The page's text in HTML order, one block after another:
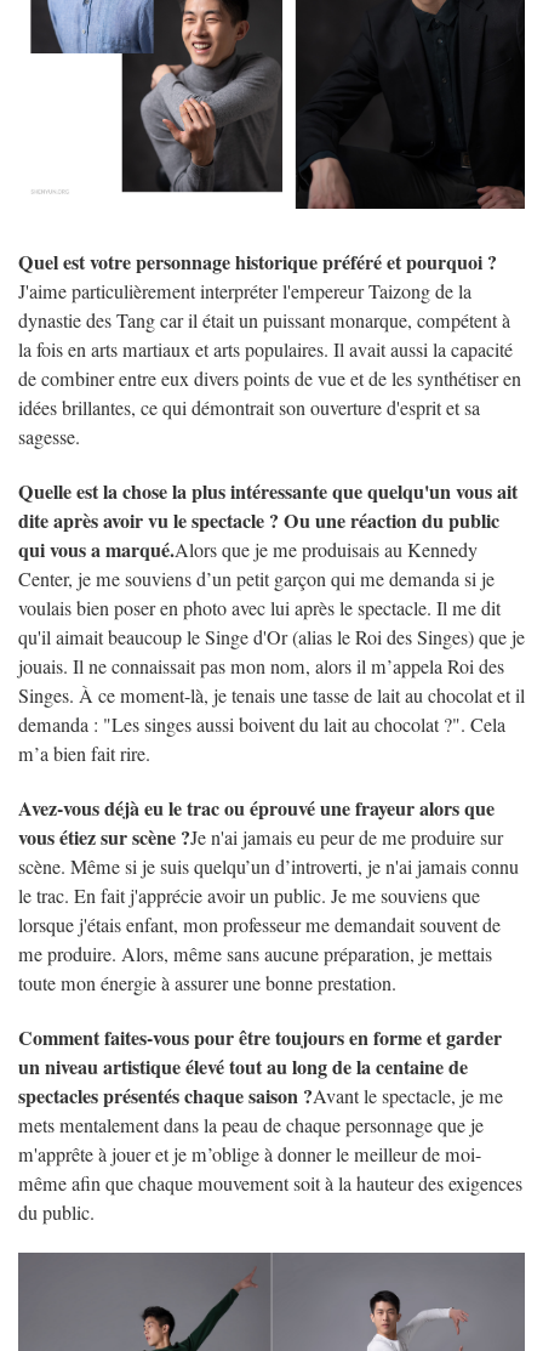
Quel est votre personnage historique préféré et pourquoi ?
J'aime particulièrement interpréter l'empereur Taizong de la
dynastie des Tang car il était un puissant monarque, compétent à
la fois en arts martiaux et arts populaires. Il avait aussi la capacité
de combiner entre eux divers points de vue et de les synthétiser en
idées brillantes, ce qui démontrait son ouverture d'esprit et sa
sagesse.
Quelle est la chose la plus intéressante que quelqu'un vous ait
dite après avoir vu le spectacle ? Ou une réaction du public
qui vous a marqué.Alors que je me produisais au Kennedy
Center, je me souviens d’un petit garçon qui me demanda si je
voulais bien poser en photo avec lui après le spectacle. Il me dit
qu'il aimait beaucoup le Singe d'Or (alias le Roi des Singes) que je
jouais. Il ne connaissait pas mon nom, alors il m’appela Roi des
Singes. À ce moment-là, je tenais une tasse de lait au chocolat et il
demanda : "Les singes aussi boivent du lait au chocolat ?". Cela
m’a bien fait rire.
Avez-vous déjà eu le trac ou éprouvé une frayeur alors que
vous étiez sur scène ?Je n'ai jamais eu peur de me produire sur
scène. Même si je suis quelqu’un d’introverti, je n'ai jamais connu
le trac. En fait j'apprécie avoir un public. Je me souviens que
lorsque j'étais enfant, mon professeur me demandait souvent de
me produire. Alors, même sans aucune préparation, je mettais
toute mon énergie à assurer une bonne prestation.
Comment faites-vous pour être toujours en forme et garder
un niveau artistique élevé tout au long de la centaine de
spectacles présentés chaque saison ?Avant le spectacle, je me
mets mentalement dans la peau de chaque personnage que je
m'apprête à jouer et je m’oblige à donner le meilleur de moi-
même afin que chaque mouvement soit à la hauteur des exigences
du public.